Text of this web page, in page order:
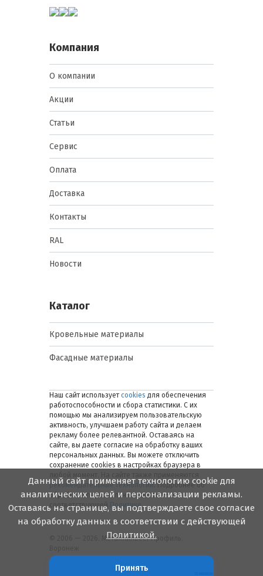
Компания
О компании
Акции
Статьи
Сервис
Оплата
Доставка
Контакты
RAL
Новости
Каталог
Кровельные материалы
Фасадные материалы
Наш сайт использует cookies для обеспечения
работоспособности и сбора статистики. С их
помощью мы анализируем пользовательскую
активность, улучшаем работу сайта и делаем
рекламу более релевантной. Оставаясь на
сайте, вы даете согласие на обработку ваших
персональных данных. Вы можете отключить
сохранение cookies в настройках браузера в
рекомендательные технологии. Подробнее об
обработке персональных данных — в
соответствующей
Политике.
© 2006 — 2026. Металлинвест Профиль.
Данный сайт применяет технологию cookie для
аналитических целей и персонализации рекламы.
Оставаясь на странице, вы подтверждаете свое согласие
на обработку данных в соответствии с действующей
Политикой.
Принять